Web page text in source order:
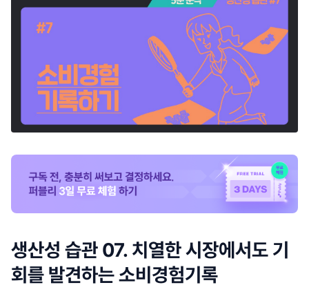
생산성 습관 07. 치열한 시장에서도 기
회를 발견하는 소비경험기록